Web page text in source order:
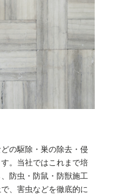
の駆除・巣の除去・侵
。当社ではこれまで培
防虫・防鼠・防獣施工
、害虫などを徹底的に